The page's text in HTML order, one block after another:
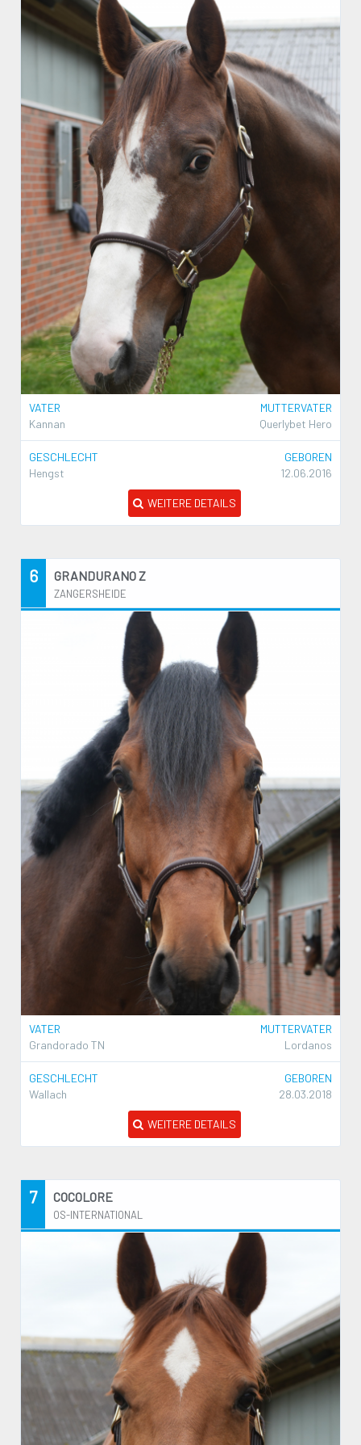
VATER
Kannan
MUTTERVATER
Querlybet Hero
GESCHLECHT
Hengst
GEBOREN
12.06.2016
WEITERE DETAILS
6 GRANDURANO Z
ZANGERSHEIDE
VATER
Grandorado TN
MUTTERVATER
Lordanos
GESCHLECHT
Wallach
GEBOREN
28.03.2018
WEITERE DETAILS
7 COCOLORE
OS-INTERNATIONAL